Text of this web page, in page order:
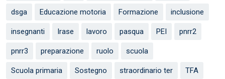
dsga Educazione motoria Formazione inclusione
insegnanti Irase lavoro pasqua PEI pnrr2
pnrr3 preparazione ruolo scuola
Scuola primaria Sostegno straordinario ter TFA